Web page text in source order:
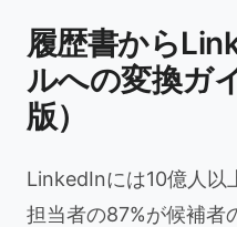
履歴書から
ルへの変換ガ
版）
LinkedInには10億人以
担当者の87%が候補者